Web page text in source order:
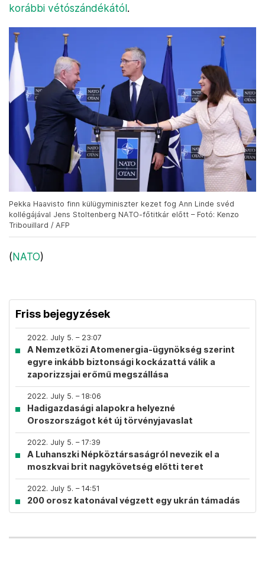
korábbi vétószándékától.
Pekka Haavisto finn külügyminiszter kezet fog Ann Linde svéd
kollégájával Jens Stoltenberg NATO-főtitkár előtt – Fotó: Kenzo
Tribouillard / AFP
(NATO)
Friss bejegyzések
2022. July 5. – 23:07
A Nemzetközi Atomenergia-ügynökség szerint
egyre inkább biztonsági kockázattá válik a
zaporizzsjai erőmű megszállása
2022. July 5. – 18:06
Hadigazdasági alapokra helyezné
Oroszországot két új törvényjavaslat
2022. July 5. – 17:39
A Luhanszki Népköztársaságról nevezik el a
moszkvai brit nagykövetség előtti teret
2022. July 5. – 14:51
200 orosz katonával végzett egy ukrán támadás